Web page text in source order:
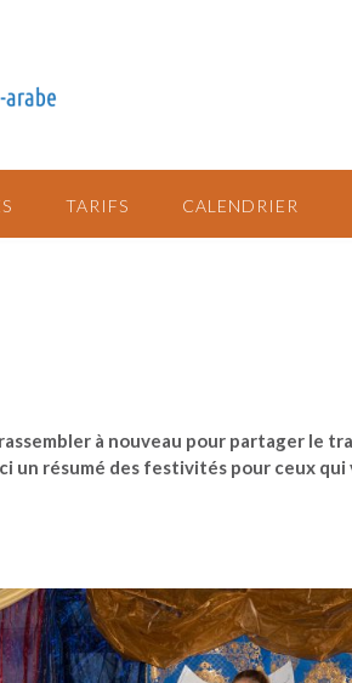
TARIFS CALENDRIER
à nouveau pour partager le
un résumé des festivités pour ceux